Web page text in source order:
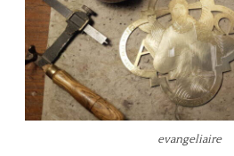
evangeliaire